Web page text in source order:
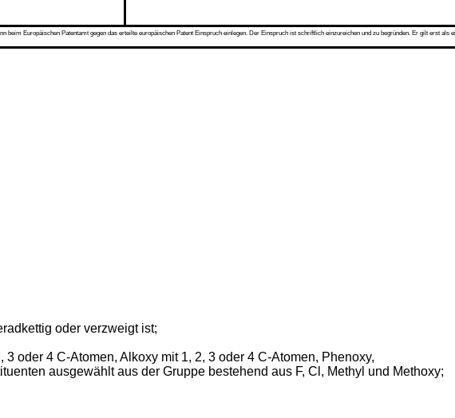
Europäischen Patentamt gegen das erteilte europäischen Patent Einspruch einlegen. Der Einspruch ist schriftlich einzureichen und zu begründen. Er gilt erst als
oder verzweigt ist;
oder 4 C-Atomen, Alkoxy mit 1, 2, 3 oder 4 C-Atomen, Phenoxy,
ausgewählt aus der Gruppe bestehend aus F, Cl, Methyl und Methoxy;